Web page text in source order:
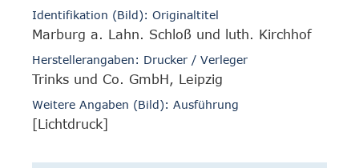
Identifikation (Bild): Originaltitel
Marburg a. Lahn. Schloß und luth. Kirchhof
Herstellerangaben: Drucker / Verleger
Trinks und Co. GmbH, Leipzig
Weitere Angaben (Bild): Ausführung
[Lichtdruck]